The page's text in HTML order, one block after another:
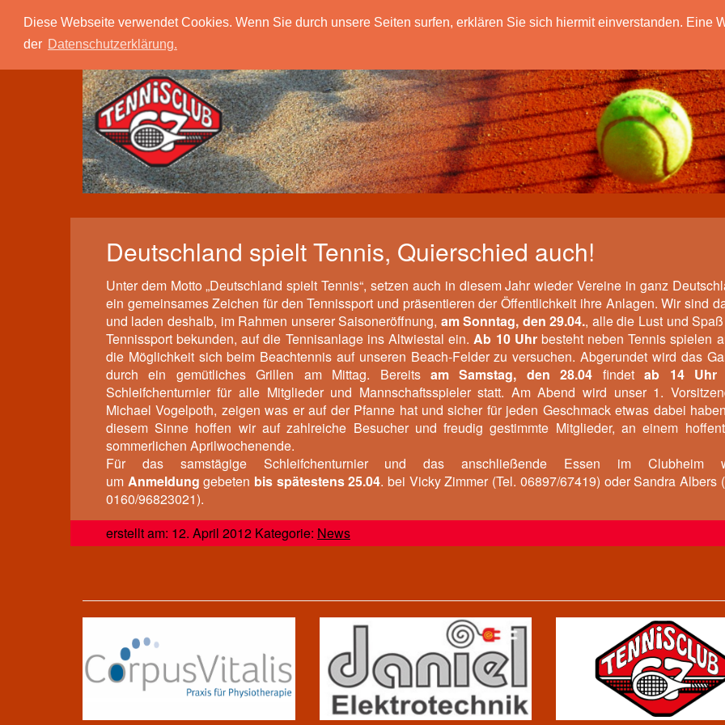
Diese Webseite verwendet Cookies. Wenn Sie durch unsere Seiten surfen, erklären Sie sich hiermit einverstanden. Eine
der Datenschutzerklärung.
Tc 67 Quierschied Verein Spielbetrieb
Deutschland spielt Tennis, Quierschied auch!
Unter dem Motto „Deutschland spielt Tennis“, setzen auch in diesem Jahr wieder Vereine in ganz
ein gemeinsames Zeichen für den Tennissport und präsentieren der Öffentlichkeit ihre Anlagen. Wir sind
und laden deshalb, im Rahmen unserer Saisoneröffnung, amSonntag, den 29.04., alle die Lust und
Tennissport bekunden, auf die Tennisanlage ins Altwiestal ein.Ab 10 Uhrbesteht neben Tennis spielen
die Möglichkeit sich beim Beachtennis auf unseren Beach-Felder zu versuchen. Abgerundet wird das
durch ein gemütliches Grillen am Mittag. Bereitsam Samstag, den 28.04 findetab 14 Uhr
Schleifchenturnier für alle Mitglieder und Mannschaftsspieler statt. Am Abend wird unser 1.
Michael Vogelpoth, zeigen was er auf der Pfanne hat und sicher für jeden Geschmack etwas dabei
diesem Sinne hoffen wir auf zahlreiche Besucher und freudig gestimmte Mitglieder, an einem
sommerlichen Aprilwochenende.
Für das samstägige Schleifchenturnier und das anschließende Essen im Clubheim
um Anmeldung gebeten bis spätestens 25.04. bei Vicky Zimmer (Tel. 06897/67419) oder Sandra Albers
0160/96823021).
erstellt am: 12. April 2012 Kategorie: News